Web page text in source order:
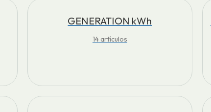
GENERATION kWh
14artículos